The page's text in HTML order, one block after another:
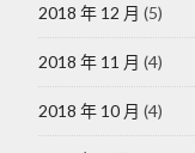
2018 年 12 月 (5)
2018 年 11 月 (4)
2018 年 10 月 (4)